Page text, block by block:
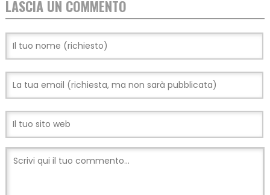
LASCIA UN COMMENTO